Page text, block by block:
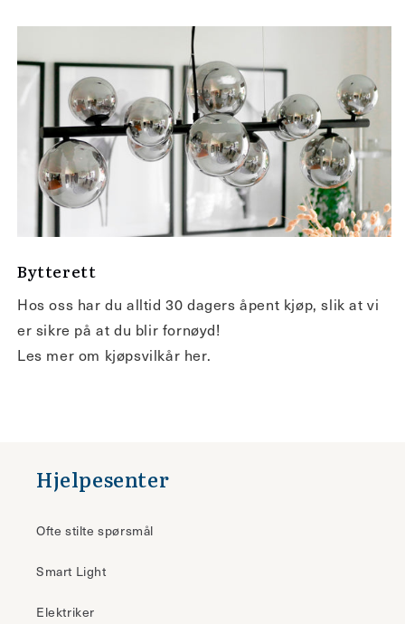
Bytterett
Hos oss har du alltid 30 dagers åpent kjøp, slik at vi
er sikre på at du blir fornøyd!
Les mer om kjøpsvilkår her.
Hjelpesenter
Ofte stilte spørsmål
Smart Light
Elektriker